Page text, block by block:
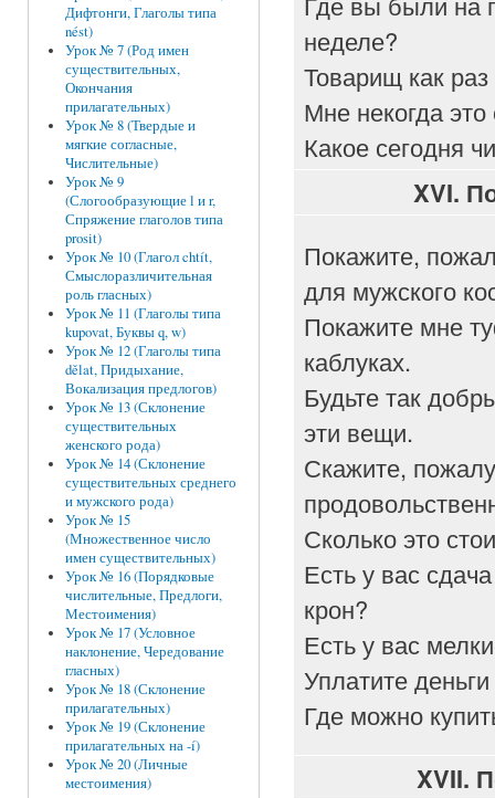
Дифтонги, Глаголы типа
nést)
Урок № 7 (Род имен
существительных,
Окончания
прилагательных)
Урок № 8 (Твердые и
мягкие согласные,
Числительные)
Урок № 9
(Слогообразующие l и r,
Спряжение глаголов типа
prosit)
Урок № 10 (Глагол chtít,
Смыслоразличительная
роль гласных)
Урок № 11 (Глаголы типа
kupovat, Буквы q, w)
Урок № 12 (Глаголы типа
dělat, Придыхание,
Вокализация предлогов)
Урок № 13 (Склонение
существительных
женского рода)
Урок № 14 (Склонение
существительных среднего
и мужского рода)
Урок № 15
(Множественное число
имен существительных)
Урок № 16 (Порядковые
числительные, Предлоги,
Местоимения)
Урок № 17 (Условное
наклонение, Чередование
гласных)
Урок № 18 (Склонение
прилагательных)
Урок № 19 (Склонение
прилагательных на -í)
Урок № 20 (Личные
местоимения)
неделе?
Товарищ как
Мне некогда это
Какое сегодня
XVI.
Покажите,
для мужского
Покажите мне
каблуках.
Будьте так
эти вещи.
Скажите,
Сколько это
Есть у вас
крон?
Есть у вас
Уплатите
Где можно
XVII.